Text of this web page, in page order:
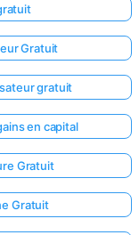
Gratuit
gratuit
en capital
Gratuit
Gratuit